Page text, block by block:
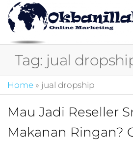
Tag: jual
Home » jual dropship
Mau Jadi Reseller
Makanan Ringan?